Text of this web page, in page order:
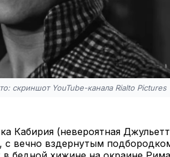
скриншот YouTube-канала Rialto Pictures
Кабирия (невероятная
с вечно вздернутым